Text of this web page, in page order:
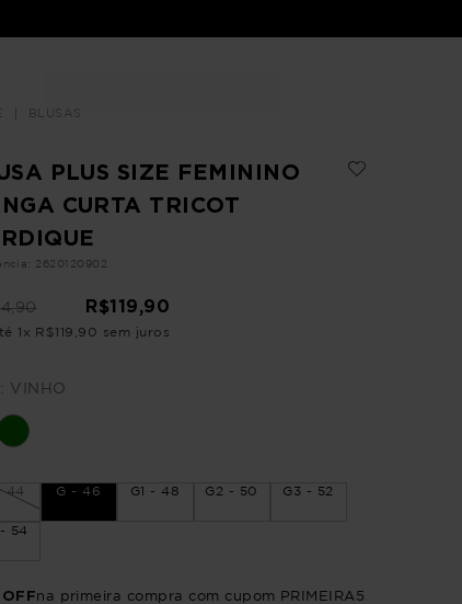
BLUSAS
PLUS SIZE FEMININO
CURTA TRICOT
: 2620120902
,90 R$119,90
1 x R$119 90 sem juros
VINHO
44 G - 46 G1 - 48 G2 - 50 G3 - 52
54
na primeira compra com cupom PRIMEIRA5